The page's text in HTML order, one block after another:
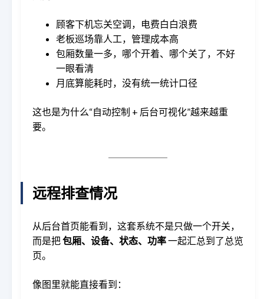
顾客下机忘关空调，电费白白浪费
老板巡场靠人工，管理成本高
包厢数量一多，哪个开着、哪个关了，不好
一眼看清
月底算能耗时，没有统一统计口径
这也是为什么“自动控制 + 后台可视化”越来越重
要。
远程排查情况
从后台首页能看到，这套系统不是只做一个开关，
而是把包厢、设备、状态、功率一起汇总到了总览
页。
像图里就能直接看到：